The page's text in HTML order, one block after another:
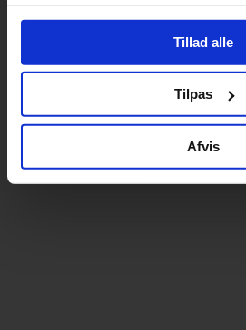
Tillad alle
Tilpas
Afvis